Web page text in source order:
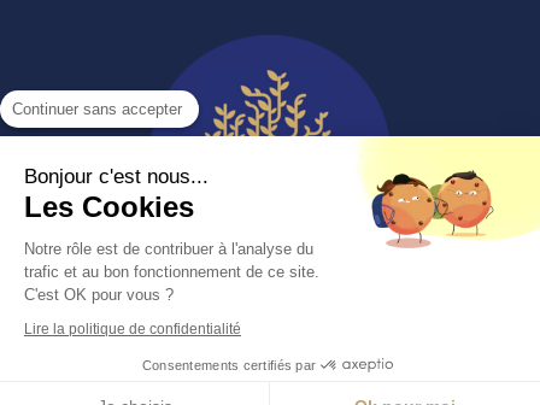
Continuer sans accepter
Bonjour c'est nous...
Les Cookies
Notre rôle est de contribuer à l'analyse du
trafic et au bon fonctionnement de ce site.
C'est OK pour vous ?
Lire la politique de confidentialité
Consentements certifiés par